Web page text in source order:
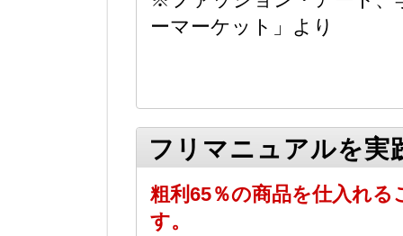
ーマーケット」より
フリマニュアルを
粗利65％の商品を仕入れる
す。